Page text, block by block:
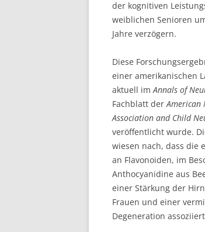
der kognitiven
weiblichen Senioren
Jahre verzögern.
Diese
einer amerikanischen
aktuell imAnnals of
Fachblatt derAmerican
Association and Child
veröffentlicht wurde.
wiesen nach, dass die
an Flavonoiden, im
Anthocyanidine aus
einer Stärkung der
Frauen und einer
Degeneration